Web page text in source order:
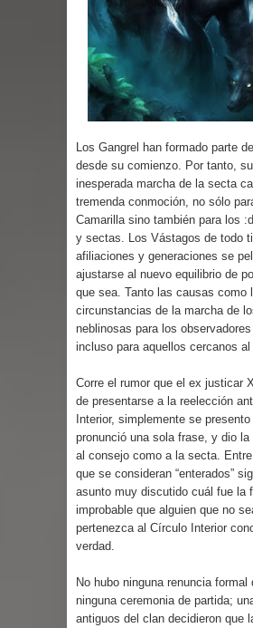
Parte 04: Oídos Sordos
Parte 03: La Traición
Parte 02: Vuelve el
Los Gangrel han formado parte
desde su comienzo. Por tanto,
inesperada marcha de la secta
tremenda conmoción, no sólo
Camarilla sino también para los
y sectas. Los Vástagos de todo
afiliaciones y generaciones se
ajustarse al nuevo equilibrio de
que sea. Tanto las causas como
circunstancias de la marcha de
neblinosas para los observadores
incluso para aquellos cercanos al
Corre el rumor que el ex justicar
de presentarse a la reelección
Interior, simplemente se presento
pronunció una sola frase, y dio la
al consejo como a la secta.
que se consideran “enterados”
asunto muy discutido cuál fue la
improbable que alguien que no
pertenezca al Círculo Interior
verdad.
No hubo ninguna renuncia formal
ninguna ceremonia de partida;
antiguos del clan decidieron que